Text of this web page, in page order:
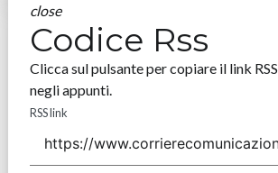
close
Codice Rss
Clicca sul pulsante per copiare il link RSS
negli appunti.
RSS link